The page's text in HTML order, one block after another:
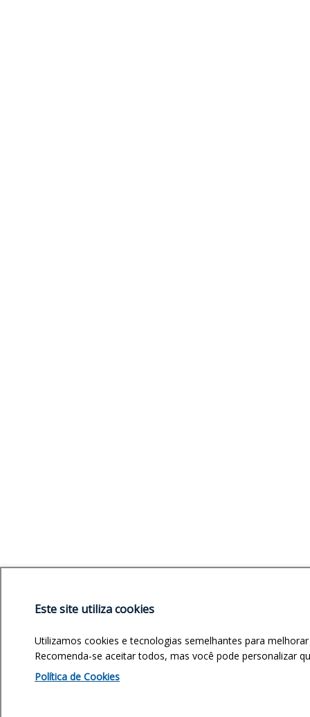
Este site utiliza cookies
Utilizamos cookies e tecnologias semelhantes para
Recomenda-se aceitar todos, mas você pode personalizar
Política de Cookies